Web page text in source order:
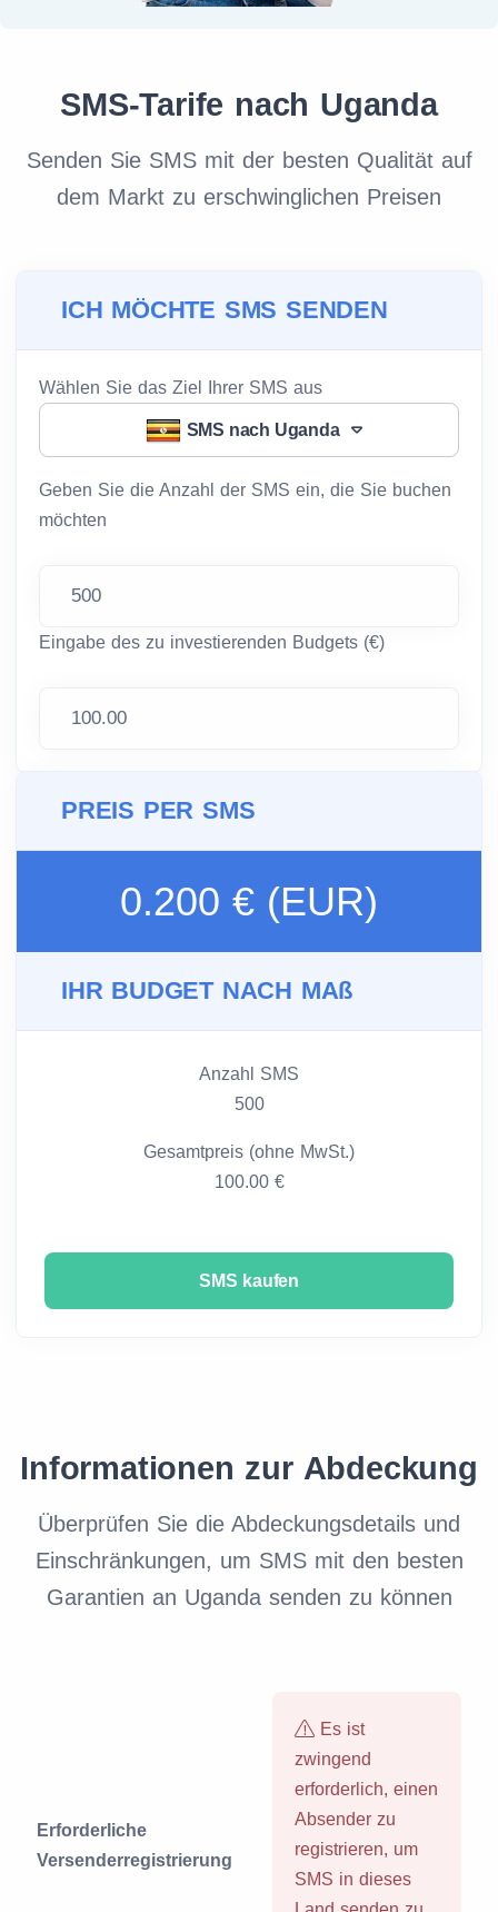
SMS-Tarife nach Uganda
Senden Sie SMS mit der besten Qualität auf
dem Markt zu erschwinglichen Preisen
ICH MÖCHTE SMS SENDEN
Wählen Sie das Ziel Ihrer SMS aus
SMS nach Uganda
Geben Sie die Anzahl der SMS ein, die Sie buchen
möchten
Eingabe des zu investierenden Budgets (€)
PREIS PER SMS
0.200 € (EUR)
IHR BUDGET NACH MAß
Anzahl SMS
500
Gesamtpreis (ohne MwSt.)
100.00 €
SMS kaufen
Informationen zur Abdeckung
Überprüfen Sie die Abdeckungsdetails und
Einschränkungen, um SMS mit den besten
Garantien an Uganda senden zu können
Erforderliche
Versenderregistrierung
Es ist
zwingend
erforderlich, einen
Absender zu
registrieren, um
SMS in dieses